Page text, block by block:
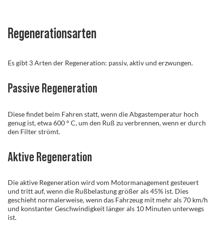
Regenerationsarten
Es gibt 3 Arten der Regeneration: passiv, aktiv und erzwungen.
Passive Regeneration
Diese findet beim Fahren statt, wenn die Abgastemperatur hoch
genug ist, etwa 600 ° C, um den Ruß zu verbrennen, wenn er durch
den Filter strömt.
Aktive Regeneration
Die aktive Regeneration wird vom Motormanagement gesteuert
und tritt auf, wenn die Rußbelastung größer als 45% ist. Dies
geschieht normalerweise, wenn das Fahrzeug mit mehr als 70 km/h
und konstanter Geschwindigkeit länger als 10 Minuten unterwegs
ist.